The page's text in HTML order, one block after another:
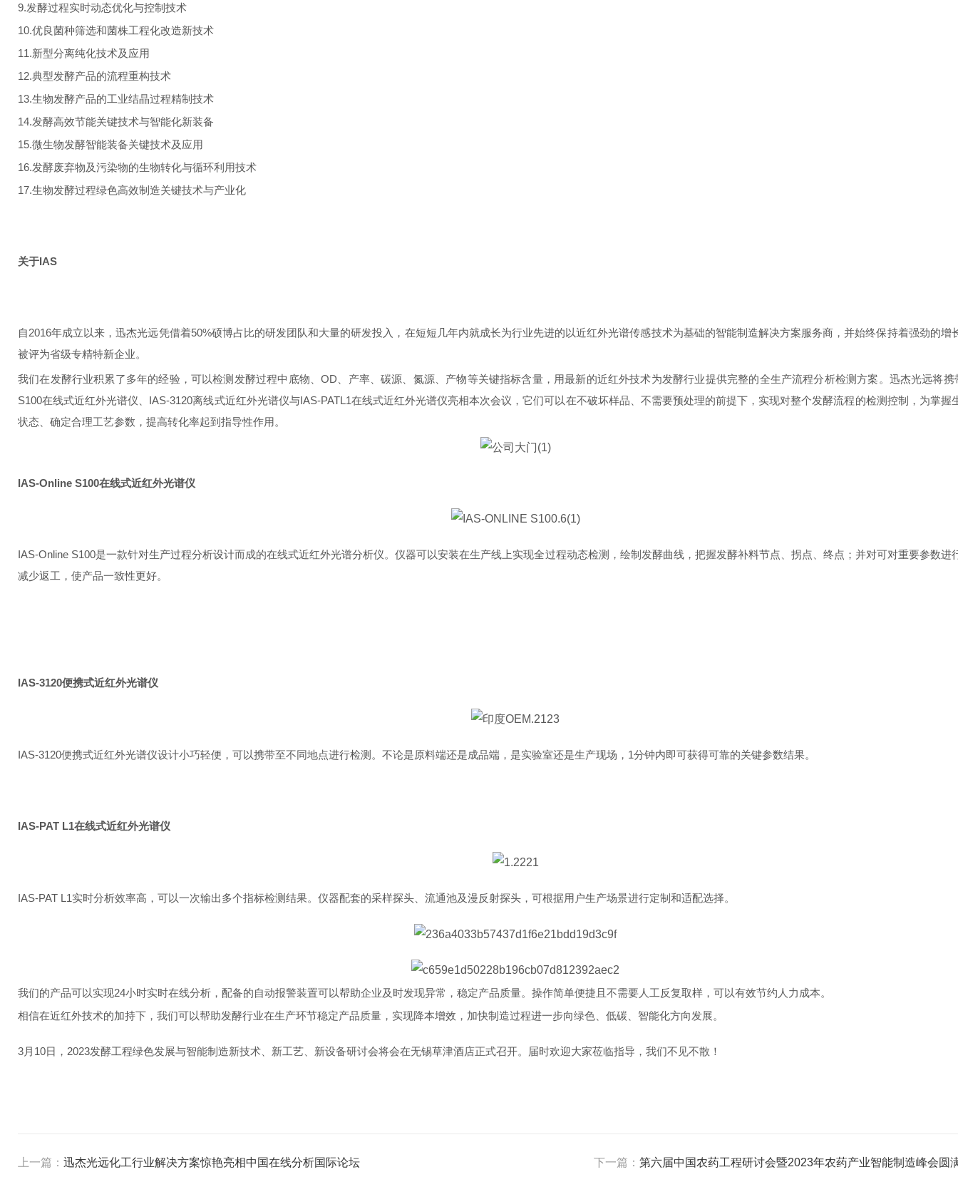
9.发酵过程实时动态优化与控制技术
10.优良菌种筛选和菌株工程化改造新技术
11.新型分离纯化技术及应用
12.典型发酵产品的流程重构技术
13.生物发酵产品的工业结晶过程精制技术
14.发酵高效节能关键技术与智能化新装备
15.微生物发酵智能装备关键技术及应用
16.发酵废弃物及污染物的生物转化与循环利用技术
17.生物发酵过程绿色高效制造关键技术与产业化
关于IAS
自2016年成立以来，迅杰光远凭借着50%硕博占比的研发团队和大量的研发投入，在短短几年内就成长为行业先进的以近红外光谱传感技术为基础的智能制造解决方案服务商，并始终保持着强劲的增
被评为省级专精特新企业。
我们在发酵行业积累了多年的经验，可以检测发酵过程中底物、OD、产率、碳源、氮源、产物等关键指标含量，用最新的近红外技术为发酵行业提供完整的全生产流程分析检测方案。 迅杰光远将携
S100在线式近红外光谱仪、IAS-3120离线式近红外光谱仪与IAS-PATL1在线式近红外光谱仪亮相本次会议，它们可以在不破坏样品、不需要预处理的前提下，实现对整个发酵流程的检测控制，为掌握
状态、确定合理工艺参数，提高转化率起到指导性作用。
IAS-Online S100在线式近红外光谱仪
IAS-Online S100是一款针对生产过程分析设计而成的在线式近红外光谱分析仪。仪器可以安装在生产线上实现全过程动态检测，绘制发酵曲线，把握发酵补料节点、拐点、终点； 并对可对重要参数进
减少返工，使产品一致性更好。
IAS-3120便携式近红外光谱仪
IAS-3120便携式近红外光谱仪设计小巧轻便，可以携带至不同地点进行检测。 不论是原料端还是成品端，是实验室还是生产现场，1分钟内即可获得可靠的关键参数结果。
IAS-PAT L1在线式近红外光谱仪
IAS-PAT L1实时分析效率高，可以一次输出多个指标检测结果。 仪器配套的采样探头、流通池及漫反射探头，可根据用户生产场景进行定制和适配选择。
我们的产品可以实现24小时实时在线分析，配备的自动报警装置可以帮助企业及时发现异常，稳定产品质量。操作简单便捷且不需要人工反复取样，可以有效节约人力成本。
相信在近红外技术的加持下，我们可以帮助发酵行业在生产环节稳定产品质量，实现降本增效，加快制造过程进一步向绿色、低碳、智能化方向发展。
3月10日，2023发酵工程绿色发展与智能制造新技术、新工艺、新设备研讨会将会在无锡草津酒店正式召开。届时欢迎大家莅临指导，我们不见不散！
上一篇： 迅杰光远化工行业解决方案惊艳亮相中国在线分析国际论坛 下一篇： 第六届中国农药工程研讨会暨2023年农药产业智能制造峰会圆